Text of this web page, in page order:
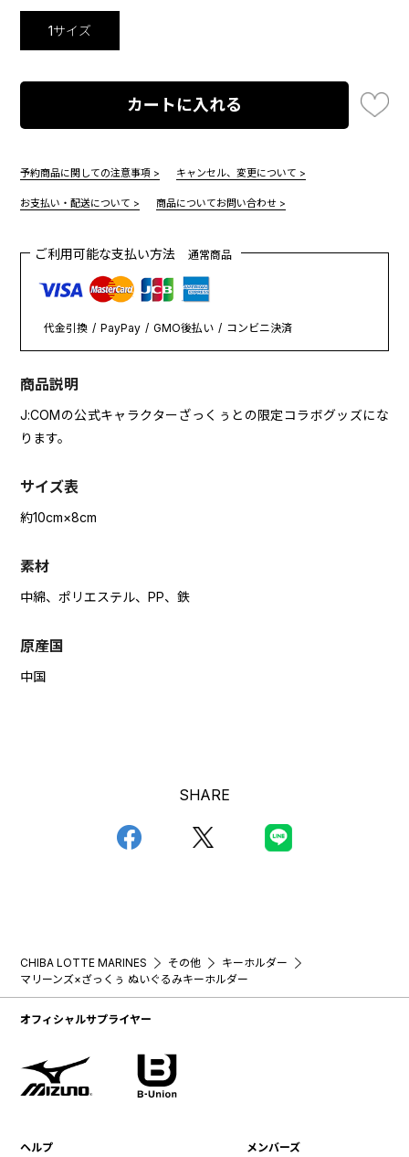
1サイズ
カートに入れる
予約商品に関しての注意事項 > キャンセル、変更について >
お支払い・配送について > 商品についてお問い合わせ >
ご利用可能な支払い方法通常商品
代金引換 PayPay GMO後払い コンビニ決済
商品説明
J:COMの公式キャラクターざっくぅとの限定コラボグッズにな
ります。
サイズ表
約10cm×8cm
素材
中綿、ポリエステル、PP、鉄
原産国
中国
SHARE
CHIBA LOTTE MARINES その他
キーホルダー
マリーンズ×ざっくぅ ぬいぐるみキーホルダー
オフィシャルサプライヤー
ヘルプ メンバーズ